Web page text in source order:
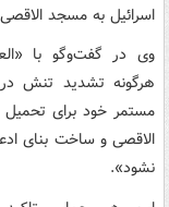
اسرائیل به مسجد
وی در گفت‌وگو با
هرگونه تشدید تنش
مستمر خود برای
الاقصی و ساخت بنای
نشود».